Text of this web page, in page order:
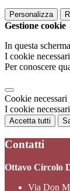
Personalizza
Gestione cookie
In questa
I cookie
Per conoscere
Cookie
I cookie
Accetta tutti
Contatti
Ottavo Circolo
Via Don